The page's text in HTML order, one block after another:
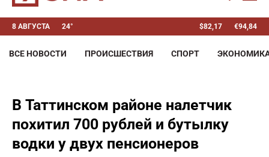
8 АВГУСТА 24° $82,17 €94,84
ВСЕ НОВОСТИ ПРОИСШЕСТВИЯ СПОРТ
В Таттинском районе налетчик
похитил 700 рублей и бутылку
водки у двух пенсионеров